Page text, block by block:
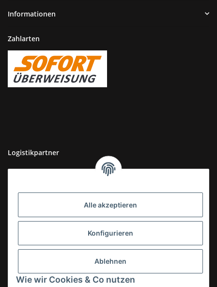
Alle akzeptieren
Konfigurieren
Ablehnen
Wie wir Cookies & Co nutzen
Informationen
Zahlarten
Logistikpartner